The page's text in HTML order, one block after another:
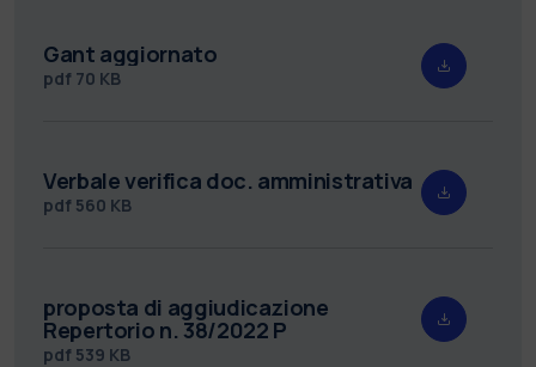
Gant aggiornato
pdf 70 KB
Verbale verifica doc. amministrativa
pdf 560 KB
proposta di aggiudicazione
Repertorio n. 38/2022 P
pdf 539 KB